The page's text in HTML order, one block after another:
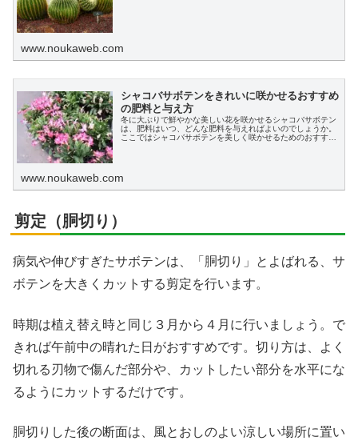
www.noukaweb.com
シャコバサボテンをきれいに咲かせるおすすめ
の肥料と与え方
冬に大ぶりで鮮やかな美しい花を咲かせるシャコバサボテン
は、肥料はいつ、どんな肥料を与えればよいのでしょうか。
ここではシャコバサボテンを美しく咲かせるためのおすすめ
www.noukaweb.com
剪定（胴切り）
病気や伸びすぎたサボテンは、「胴切り」とよばれる、サ
ボテンを大きくカットする剪定を行います。
時期は植え替え時と同じ３月から４月に行いましょう。で
きれば午前中の晴れた日がおすすめです。切り方は、よく
切れる刃物で傷んだ部分や、カットしたい部分を水平にな
るようにカットするだけです。
胴切りした後の断面は、風とおしのよい涼しい場所に置い